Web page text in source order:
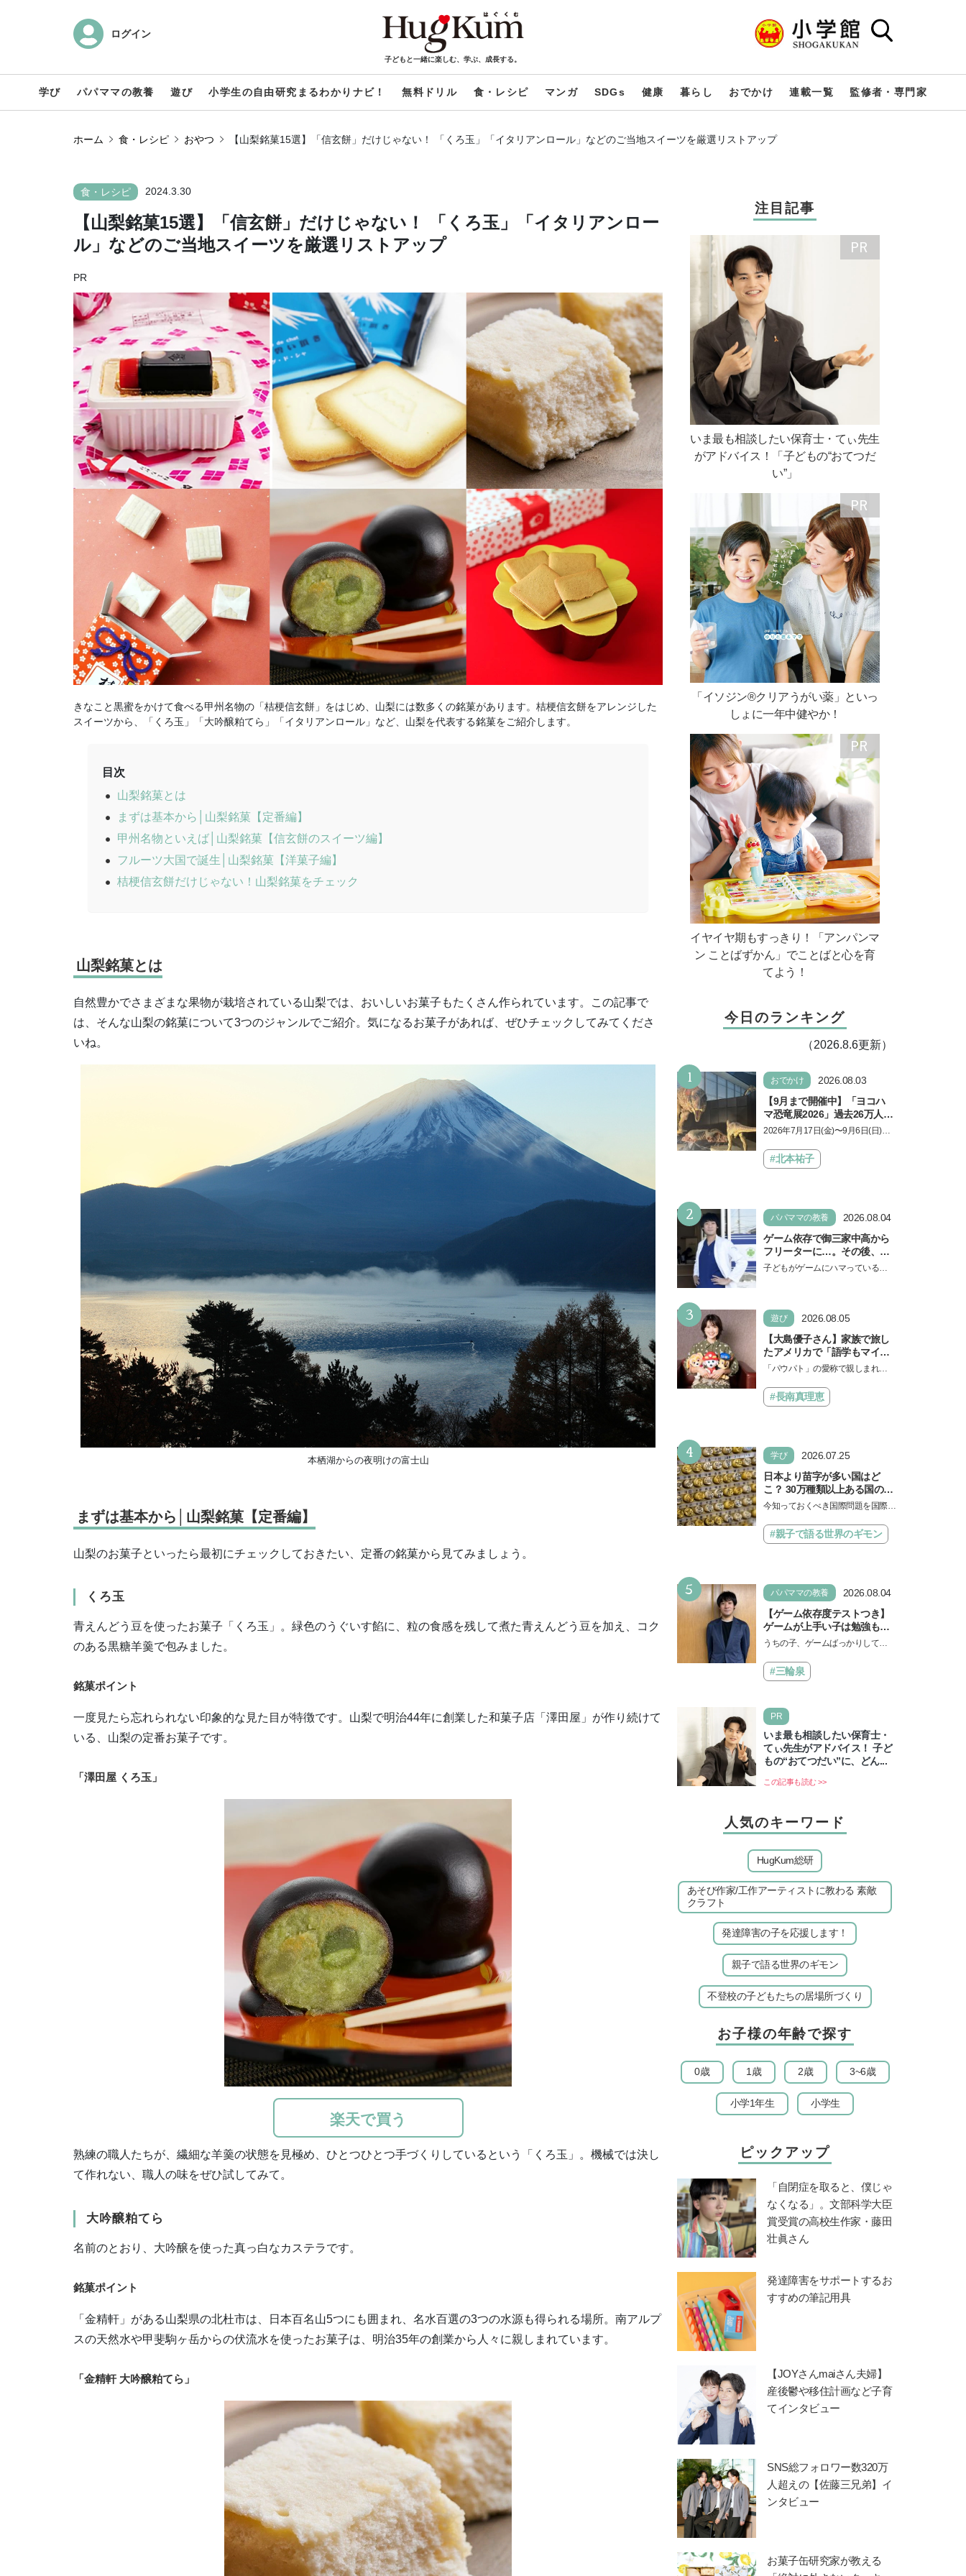
ログイン
子どもと一緒に楽しむ、学ぶ、成長する。
学び パパママの教養 遊び 小学生の自由研究まるわかりナビ！ 無料ドリル 食・レシピ マンガ SDGs 健康 暮らし おでかけ 連載一覧 監修者・専門家
ホーム 食・レシピ おやつ 【山梨銘菓15選】「信玄餅」だけじゃない！ 「くろ玉」「イタリアンロール」などのご当地スイーツを厳選リストアップ
食・レシピ 2024.3.30
【山梨銘菓15選】「信玄餅」だけじゃない！ 「くろ玉」「イタリアンロー
ル」などのご当地スイーツを厳選リストアップ
PR
きなこと黒蜜をかけて食べる甲州名物の「桔梗信玄餅」をはじめ、山梨には数多くの銘菓があります。桔梗信玄餅をアレンジした
スイーツから、「くろ玉」「大吟醸粕てら」「イタリアンロール」など、山梨を代表する銘菓をご紹介します。
目次
山梨銘菓とは
まずは基本から│山梨銘菓【定番編】
甲州名物といえば│山梨銘菓【信玄餅のスイーツ編】
フルーツ大国で誕生│山梨銘菓【洋菓子編】
桔梗信玄餅だけじゃない！山梨銘菓をチェック
山梨銘菓とは
自然豊かでさまざまな果物が栽培されている山梨では、おいしいお菓子もたくさん作られています。この記事で
は、そんな山梨の銘菓について3つのジャンルでご紹介。気になるお菓子があれば、ぜひチェックしてみてくださ
いね。
本栖湖からの夜明けの富士山
まずは基本から│山梨銘菓【定番編】
山梨のお菓子といったら最初にチェックしておきたい、定番の銘菓から見てみましょう。
くろ玉
青えんどう豆を使ったお菓子「くろ玉」。緑色のうぐいす餡に、粒の食感を残して煮た青えんどう豆を加え、コク
のある黒糖羊羹で包みました。
銘菓ポイント
一度見たら忘れられない印象的な見た目が特徴です。山梨で明治44年に創業した和菓子店「澤田屋」が作り続けて
いる、山梨の定番お菓子です。
「澤田屋 くろ玉」
楽天で買う
熟練の職人たちが、繊細な羊羹の状態を見極め、ひとつひとつ手づくりしているという「くろ玉」。機械では決し
て作れない、職人の味をぜひ試してみて。
大吟醸粕てら
名前のとおり、大吟醸を使った真っ白なカステラです。
銘菓ポイント
「金精軒」がある山梨県の北杜市は、日本百名山5つにも囲まれ、名水百選の3つの水源も得られる場所。南アルプ
スの天然水や甲斐駒ヶ岳からの伏流水を使ったお菓子は、明治35年の創業から人々に親しまれています。
「金精軒 大吟醸粕てら」
注目記事
いま最も相談したい保育士・てぃ先生
がアドバイス！「子どもの“おてつだ
い”」
「イソジン®クリアうがい薬」といっ
しょに一年中健やか！
イヤイヤ期もすっきり！「アンパンマ
ン ことばずかん」でことばと心を育
てよう！
今日のランキング
（2026.8.6更新）
1 おでかけ
2026.08.03
【9月まで開催中】「ヨコハ
マ恐竜展2026」過去26万人を
動員した恐竜展が9年ぶりに
しむポイントを完全ガイド
2026年7月17日(金)〜9月6日(日)、
「ヨコハマ恐竜展2026〜恐竜の食
卓大図鑑〜」が開催…
#北本祐子
2 パパママの教養
2026.08.04
ゲーム依存で御三家中高から
フリーターに…。その後、医
学部へ逆転合格した現役医師
子どもがゲームにハマっている
3 遊び
2026.08.05
【大島優子さん】家族で旅し
たアメリカで「語学もマイン
ドも！ 子どもの成長はすごか
『パウ・パトロール ザ・ダイ
ノ・ムービー』ではあきらめ
「パウパト」の愛称で親しまれる
の劇場版シリーズ第3弾、映画『パ
ウ・パトロール ザ…
#長南真理恵
4 学び
2026.07.25
日本より苗字が多い国はど
こ？ 30万種類以上ある国の理
由とは【親子で語る国際問
今知っておくべき国際問題を国際政
る「親子で語る国際問題」。今回
は、苗字の種類…
#親子で語る世界のギモン
5 パパママの教養
2026.08.04
【ゲーム依存度テストつき】
ゲームが上手い子は勉強もで
きる？御三家中高卒でゲーマ
えるゲームしながら受験で勝
つためのメソッド
うちの子、ゲームばっかりしてい
言し、子どもとトラブルになる家
庭は多いもの。でも…
#三輪泉
PR
いま最も相談したい保育士・
てぃ先生がアドバイス！ 子ど
もの“おてつだい”に、どん...
この記事も読む >>
人気のキーワード
HugKum総研
あそび作家/工作アーティストに教わる 素敵
クラフト
発達障害の子を応援します！
親子で語る世界のギモン
不登校の子どもたちの居場所づくり
お子様の年齢で探す
0歳 1歳 2歳 3~6歳
小学1年生 小学生
ピックアップ
「自閉症を取ると、僕じゃ
なくなる」。文部科学大臣
賞受賞の高校生作家・藤田
壮眞さん
発達障害をサポートするお
すすめの筆記用具
【JOYさんmaiさん夫婦】
産後鬱や移住計画など子育
てインタビュー
SNS総フォロワー数320万
人超えの【佐藤三兄弟】イ
ンタビュー
お菓子缶研究家が教える